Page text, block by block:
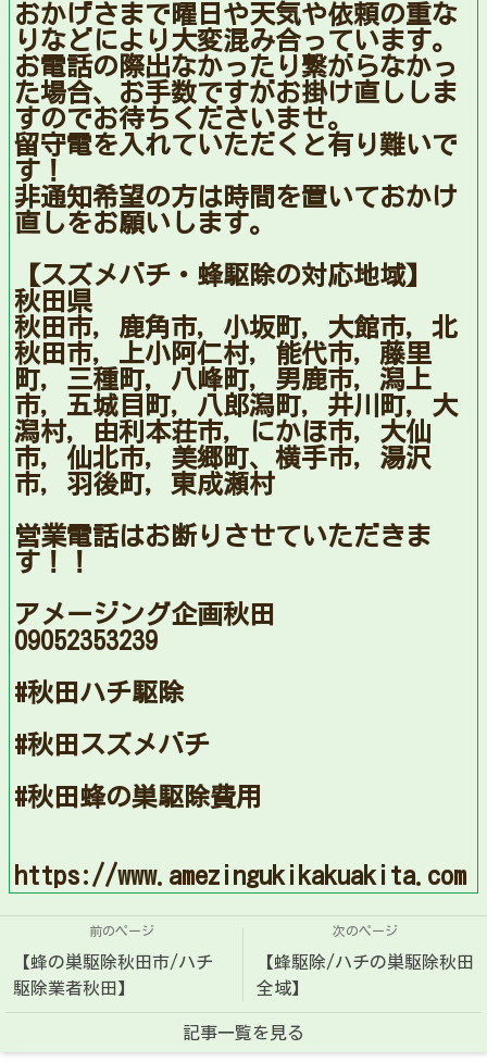
おかげさまで曜日や天気や依頼の重な
りなどにより大変混み合っています。
お電話の際出なかったり繋がらなかっ
た場合、お手数ですがお掛け直ししま
すのでお待ちくださいませ。
留守電を入れていただくと有り難いで
す！
非通知希望の方は時間を置いておかけ
直しをお願いします。
【スズメバチ・蜂駆除の対応地域】
秋田県
秋田市，鹿角市，小坂町，大館市，北
秋田市，上小阿仁村，能代市，藤里
町，三種町，八峰町，男鹿市，潟上
市，五城目町，八郎潟町，井川町，大
潟村，由利本荘市，にかほ市，大仙
市，仙北市，美郷町、横手市，湯沢
市，羽後町，東成瀬村
営業電話はお断りさせていただきま
す！！
アメージング企画秋田
09052353239
#秋田ハチ駆除
#秋田スズメバチ
#秋田蜂の巣駆除費用
https://www.amezingukikakuakita.com
前のページ
【蜂の巣駆除秋田市/ハチ
駆除業者秋田】
次のページ
【蜂駆除/ハチの巣駆除秋田
全域】
記事一覧を見る